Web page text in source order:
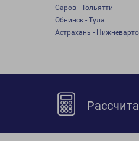
Саров - Тольятти
Обнинск - Тула
Астрахань -